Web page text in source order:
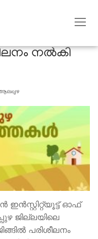
നൽകി
ഓഫ്
ജില്ലയിലെ
പരിശീലനം